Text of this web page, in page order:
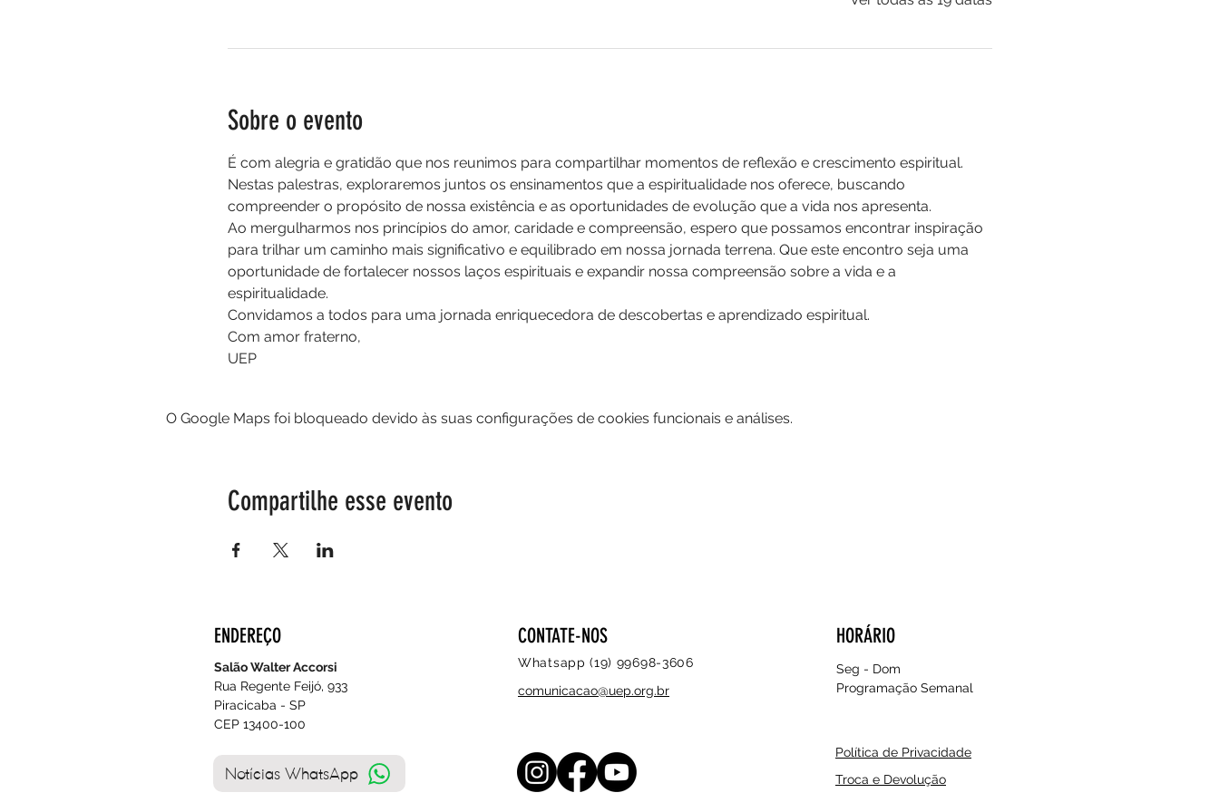
Sobre o evento
É com alegria e gratidão que nos reunimos para compartilhar momentos de reflexão e crescimento espiritual.
Nestas palestras, exploraremos juntos os ensinamentos que a espiritualidade nos oferece, buscando
compreender o propósito de nossa existência e as oportunidades de evolução que a vida nos apresenta.
Ao mergulharmos nos princípios do amor, caridade e compreensão, espero que possamos encontrar inspiração
para trilhar um caminho mais significativo e equilibrado em nossa jornada terrena. Que este encontro seja uma
oportunidade de fortalecer nossos laços espirituais e expandir nossa compreensão sobre a vida e a
espiritualidade.
Convidamos a todos para uma jornada enriquecedora de descobertas e aprendizado espiritual.
Com amor fraterno,
UEP
O Google Maps foi bloqueado devido às suas configurações de cookies funcionais e análises.
Compartilhe esse evento
ENDEREÇO
Salão Walter Accorsi
Rua Regente Feijó, 933
Piracicaba - SP
CEP 13400-100
Notícias WhatsApp
CONTATE-NOS
Whatsapp (19) 99698-3606
comunicacao@uep.org.br
HORÁRIO
Seg - Dom
Programação Semanal
Política de Privacidade
Troca e Devolução